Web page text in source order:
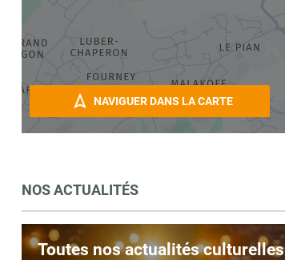
NAVIGUER DANS LA CARTE
NOS ACTUALITÉS
Toutes nos actualités culturelles